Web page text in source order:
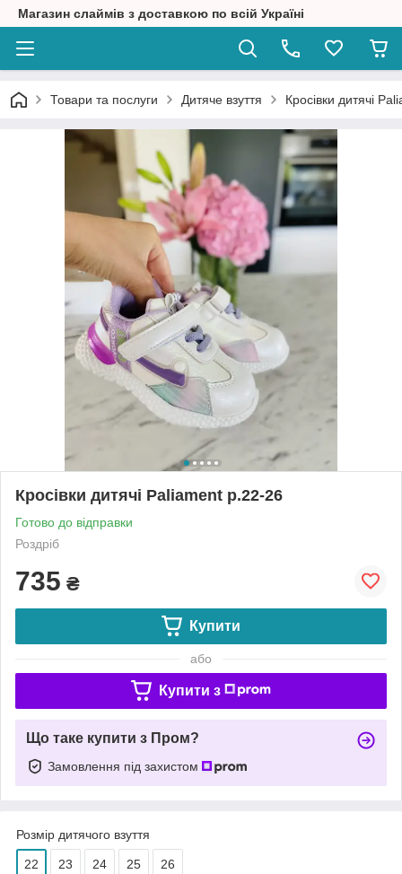
Магазин слаймів з доставкою по всій Україні
Товари та послуги Дитяче взуття Кросівки дитячі
Кросівки дитячі Paliament р.22-26
Готово до відправки
Роздріб
735 ₴
Купити
або
Купити з
Що таке купити з Пром?
Замовлення під захистом
Розмір дитячого взуття
22 23 24 25 26